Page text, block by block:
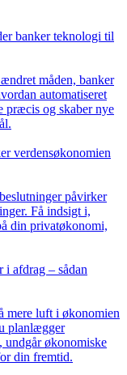
banker teknologi til
måden, banker
automatiseret
præcis og skaber nye
verdensøkonomien
påvirker
Få indsigt i,
din privatøkonomi,
afdrag – sådan
mere luft i økonomien
planlægger
undgår økonomiske
din fremtid.